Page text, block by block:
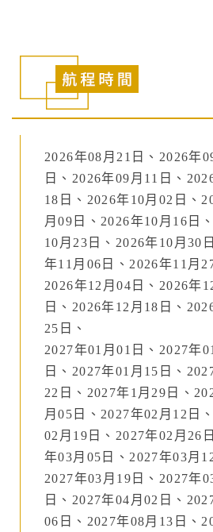
2026年08月21日、2026年
日、2026年09月11日、
18日、2026年10月02日、
月09日、2026年10月16日
10月23日、2026年10月30
年11月06日、2026年11月
2026年12月04日、2026年
日、2026年12月18日、
25日、
2027年01月01日、2027年
日、2027年01月15日、
22日、2027年1月29日、
月05日、2027年02月12日
02月19日、2027年02月26
年03月05日、2027年03月
2027年03月19日、2027年
日、2027年04月02日、
06日、2027年08月13日、